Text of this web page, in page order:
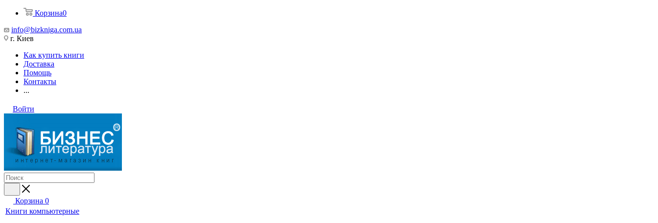
Корзина0
info@bizkniga.com.ua
г. Киев
Как купить книги
Доставка
Помощь
Контакты
...
Войти
Корзина 0
Книги компьютерные